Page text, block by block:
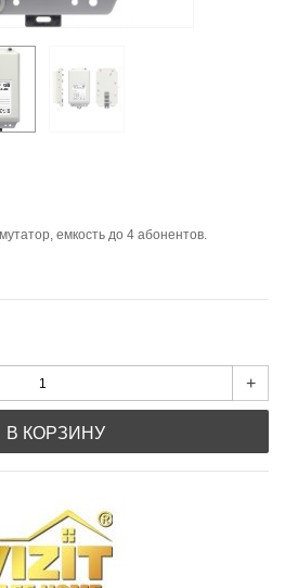
емкость до 4 абонентов.
+
В КОРЗИНУ